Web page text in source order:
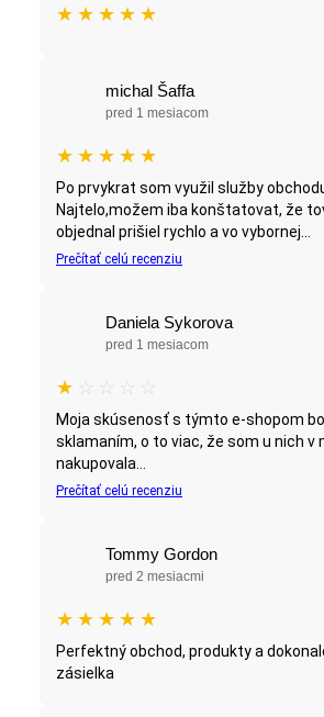
★ ★ ★ ★ ★
michal Šaffa
pred 1 mesiacom
★ ★ ★ ★ ★
Po prvykrat som využil služby
Najtelo,možem iba konštatovat, že
objednal prišiel rychlo a vo vybornej...
Prečítať celú recenziu
Daniela Sykorova
pred 1 mesiacom
★ ☆ ☆ ☆ ☆
Moja skúsenosť s týmto e-shopom
sklamaním, o to viac, že som u nich v
nakupovala...
Prečítať celú recenziu
Tommy Gordon
pred 2 mesiacmi
★ ★ ★ ★ ★
Perfektný obchod, produkty a
zásielka